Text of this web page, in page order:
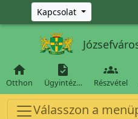
Ugrás a fő tartalomra
Kapcsolat

Otthon

Ügyintéz…

Részvétel
Válasszon a